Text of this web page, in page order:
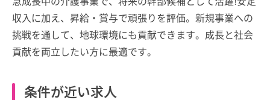
収入に加え、昇給・賞与で頑張りを評価。新規事業への
挑戦を通して、地球環境にも貢献できます。成長と社会
貢献を両立したい方に最適です。
条件が近い求人